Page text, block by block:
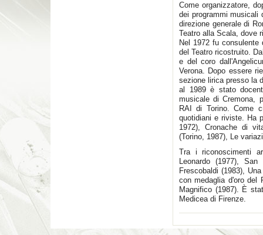
Come organizzatore,
dei programmi musicali
direzione generale di
Teatro alla Scala, dove
Nel 1972 fu consulente
del Teatro ricostruito.
e del coro
Verona. Dopo essere
sezione lirica presso la
al 1989 è stato
musicale di Cremona,
RAI di Torino. Come
quotidiani e riviste. Ha
1972), Cronache di
(Torino, 1987), Le
Tra i riconoscimenti
Leonardo (1977),
Frescobaldi (1983),
con medaglia d'oro del
Magnifico (1987). È
Medicea di Firenze.